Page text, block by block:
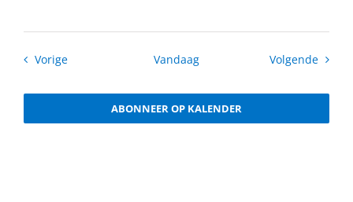
VorigeActiviteiten Vandaag Volgende
ABONNEER OP KALENDER